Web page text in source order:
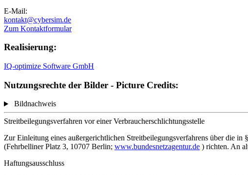
E-Mail:
kontakt@cybersim.de
Zum Kontaktformular
Realisierung:
IQ-optimize Software GmbH
Nutzungsrechte der Bilder - Picture Credits:
Bildnachweis
Streitbeilegungsverfahren vor einer Verbraucherschlichtungsstelle
Zur Einleitung eines außergerichtlichen Streitbeilegungsverfahrens über die
(Fehrbelliner Platz 3, 10707 Berlin; www.bundesnetzagentur.de ) richten. An
Haftungsausschluss